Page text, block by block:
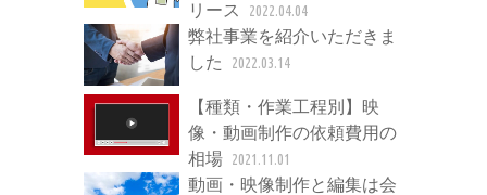
リース
2022.04.04
弊社事業を紹介いただきま
した
2022.03.14
【種類・作業工程別】映
像・動画制作の依頼費用の
相場 2021.11.01
動画・映像制作と編集は会